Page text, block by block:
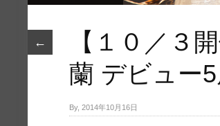
←
【１０／３
蘭 デビュー5
By, 2014年10月16日